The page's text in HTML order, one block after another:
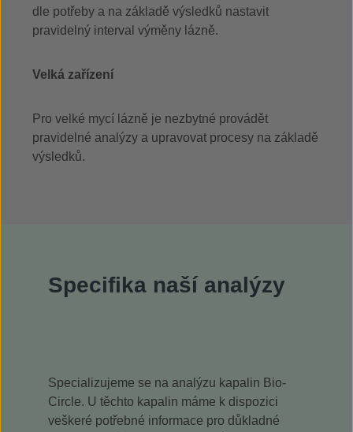
dle potřeby a na základě výsledků nastavit
pravidelný interval výměny lázně.
Velká zařízení
Pro velké mycí lázně je nezbytné provádět
pravidelné analýzy a upravovat procesy na základě
výsledků.
Specifika naší analýzy
Specializujeme se na analýzu kapalin Bio-
Circle. U těchto kapalin máme k dispozici
veškeré potřebné informace pro důkladné